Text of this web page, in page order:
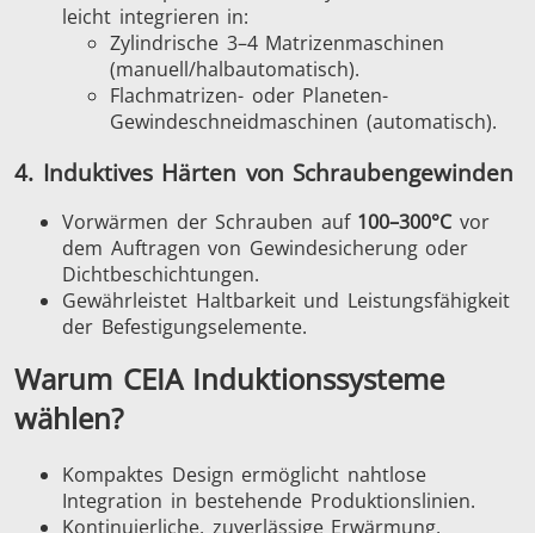
Pharma
Metallwerkzeuge
& KI
leicht integrieren in:
Zylindrische 3–4 Matrizenmaschinen
(manuell/halbautomatisch).
Flachmatrizen- oder Planeten-
Gewindeschneidmaschinen (automatisch).
4. Induktives Härten von Schraubengewinden
Vorwärmen der Schrauben auf 100–300°Cvor
dem Auftragen von Gewindesicherung oder
Dichtbeschichtungen.
Gewährleistet Haltbarkeitund Leistungsfähigkeit
der Befestigungselemente.
Warum CEIA Induktionssysteme
wählen?
Kompaktes Design ermöglicht nahtlose
Integration in bestehende Produktionslinien.
Kontinuierliche, zuverlässige Erwärmung,